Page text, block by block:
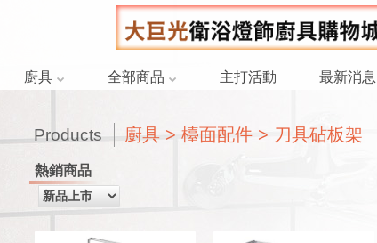
廚具 全部商品 主打活動 最新消息
Products 廚具 > 檯面配件 > 刀具砧板架
熱銷商品